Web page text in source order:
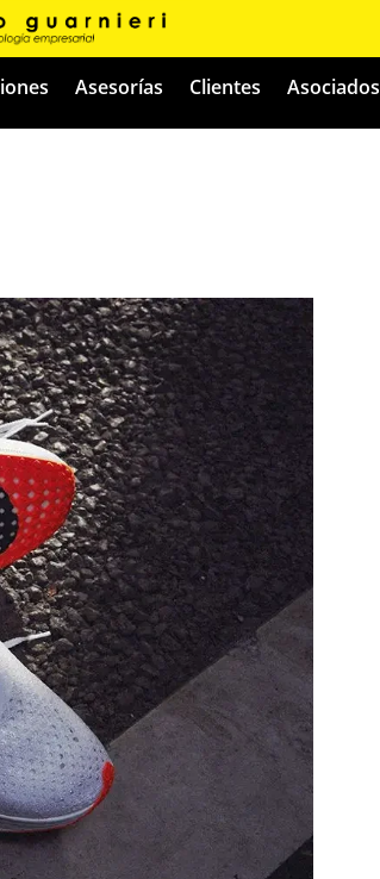
Asesorías Clientes Asociados